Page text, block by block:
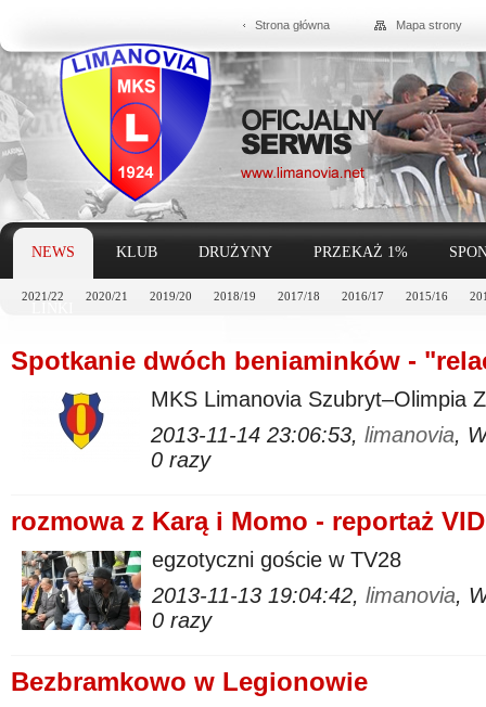
Strona główna Mapa strony
NEWS
2021/22 2020/21 2019/20 2018/19 2017/18 2016/17 2015/16
KLUB DRUŻYNY PRZEKAŻ 1%
Spotkanie dwóch beniaminków -
MKS Limanovia Szubryt–Olimpia
2013-11-14 23:06:53, limanovia,
0 razy
rozmowa z Karą i Momo - reportaż
egzotyczni goście w TV28
2013-11-13 19:04:42, limanovia,
0 razy
Bezbramkowo w Legionowie